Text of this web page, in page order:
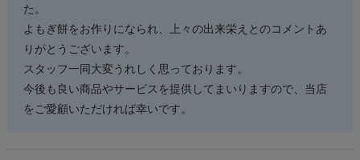
た。
よもぎ餅をお作りになられ、上々の出来栄えとのコメントあ
りがとうございます。
スタッフ一同大変うれしく思っております。
今後も良い商品やサービスを提供してまいりますので、当店
をご愛顧いただければ幸いです。